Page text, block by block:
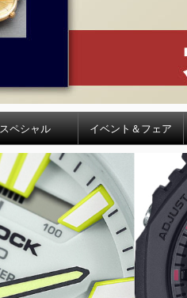
スペシャル イベント＆フェア